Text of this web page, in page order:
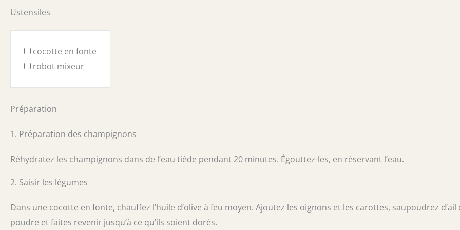
Ustensiles
cocotte en fonte
robot mixeur
Préparation
1. Préparation des champignons
Réhydratez les champignons dans de l’eau tiède pendant 20 minutes. Égouttez-les, en réservant l’eau.
2. Saisir les légumes
Dans une cocotte en fonte, chauffez l’huile d’olive à feu moyen. Ajoutez les oignons et les carottes, saupoudrez d’ail
poudre et faites revenir jusqu’à ce qu’ils soient dorés.